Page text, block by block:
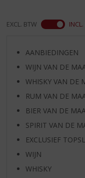
EXCL. BTW
AANBIEDINGEN
WIJN VAN DE
WHISKY VAN DE
RUM VAN DE
BIER VAN DE
SPIRIT VAN DE
EXCLUSIEF
WIJN
WHISKY